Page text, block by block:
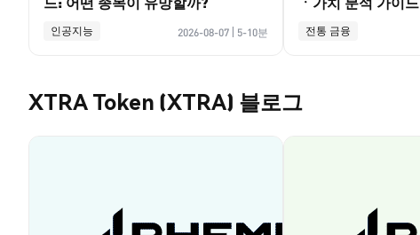
인공지능 2026-08-07 5-10분 전통 금융
XTRA Token (XTRA) 블로그